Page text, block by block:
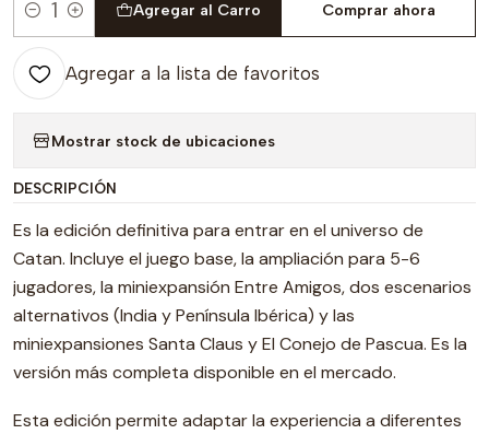
Cantidad
Agregar al Carro Comprar ahora
Agregar a la lista de favoritos
Mostrar stock de ubicaciones
DESCRIPCIÓN
Es la edición definitiva para entrar en el universo de
Catan. Incluye el juego base, la ampliación para 5-6
jugadores, la miniexpansión Entre Amigos, dos escenarios
alternativos (India y Península Ibérica) y las
miniexpansiones Santa Claus y El Conejo de Pascua. Es la
versión más completa disponible en el mercado.
Esta edición permite adaptar la experiencia a diferentes